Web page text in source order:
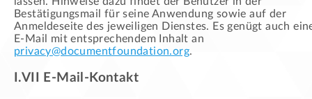
Bestätigungsmail für seine Anwendung sowie auf der
Anmeldeseite des jeweiligen Dienstes. Es genügt auch
E-Mail mit entsprechendem Inhalt an
privacy@documentfoundation.org.
I.VII E-Mail-Kontakt